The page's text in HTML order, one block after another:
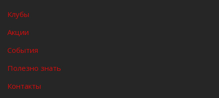
Клубы
Акции
События
Полезно знать
Контакты